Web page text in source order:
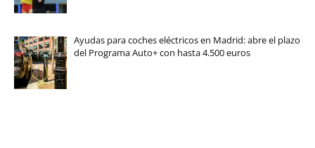
Ayudas para coches eléctricos en Madrid: abre el plazo
del Programa Auto+ con hasta 4.500 euros